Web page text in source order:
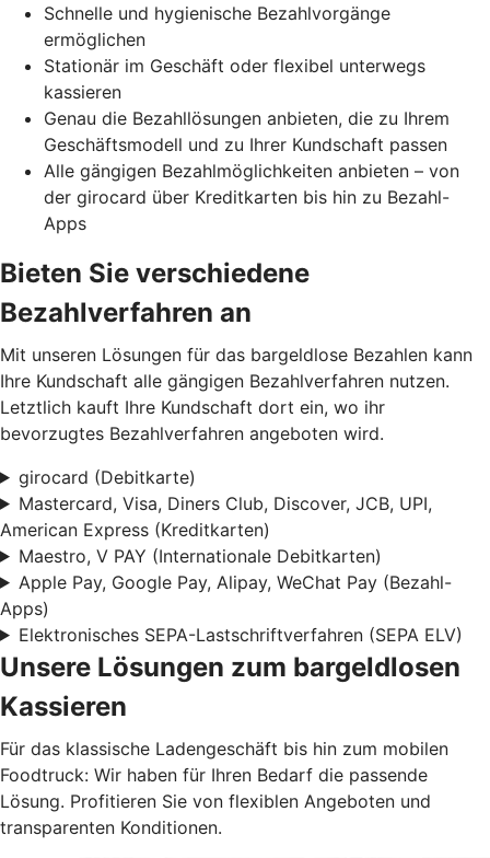
Schnelle und hygienische Bezahlvorgänge
ermöglichen
Stationär im Geschäft oder flexibel unterwegs
kassieren
Genau die Bezahllösungen anbieten, die zu Ihrem
Geschäftsmodell und zu Ihrer Kundschaft passen
Alle gängigen Bezahlmöglichkeiten anbieten – von
der girocard über Kreditkarten bis hin zu Bezahl-
Apps
Bieten Sie verschiedene
Bezahlverfahren an
Mit unseren Lösungen für das bargeldlose Bezahlen kann
Ihre Kundschaft alle gängigen Bezahlverfahren nutzen.
Letztlich kauft Ihre Kundschaft dort ein, wo ihr
bevorzugtes Bezahlverfahren angeboten wird.
girocard (Debitkarte)
Mastercard, Visa, Diners Club, Discover, JCB, UPI,
American Express (Kreditkarten)
Maestro, V PAY (Internationale Debitkarten)
Apple Pay, Google Pay, Alipay, WeChat Pay (Bezahl-
Apps)
Elektronisches SEPA-Lastschriftverfahren (SEPA ELV)
Unsere Lösungen zum bargeldlosen
Kassieren
Für das klassische Ladengeschäft bis hin zum mobilen
Foodtruck: Wir haben für Ihren Bedarf die passende
Lösung. Profitieren Sie von flexiblen Angeboten und
transparenten Konditionen.